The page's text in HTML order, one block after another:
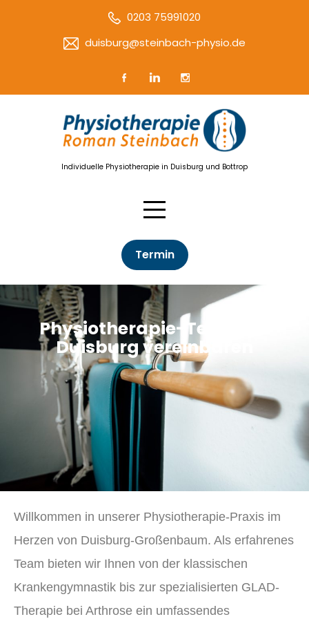
0203 75991020
duisburg@steinbach-physio.de
Individuelle Physiotherapie in Duisburg und Bottrop
Termin
Physiotherapie-Termin in
Duisburg vereinbaren
Willkommen in unserer Physiotherapie-Praxis im
Herzen von Duisburg-Großenbaum. Als erfahrenes
Team bieten wir Ihnen von der klassischen
Krankengymnastik bis zur spezialisierten GLAD-
Therapie bei Arthrose ein umfassendes